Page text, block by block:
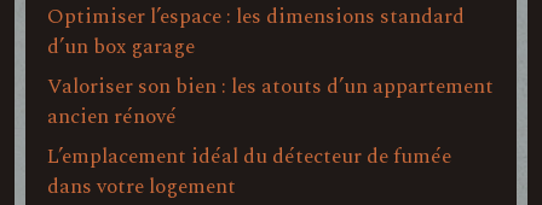
Optimiser l’espace : les dimensions standard
d’un box garage
Valoriser son bien : les atouts d’un appartement
ancien rénové
L’emplacement idéal du détecteur de fumée
dans votre logement